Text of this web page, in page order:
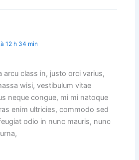
12 h 34 min
arcu class in, justo orci varius,
wisi, vestibulum vitae
neque congue, mi mi natoque
enim ultricies, commodo sed
odio in nunc mauris, nunc